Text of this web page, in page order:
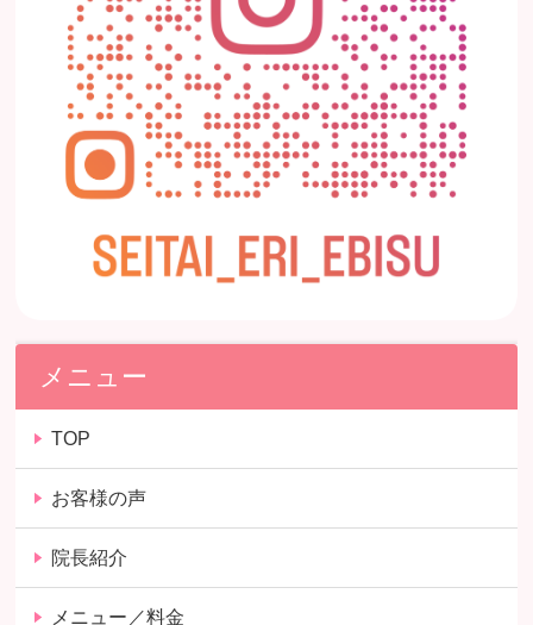
メニュー
TOP
お客様の声
院長紹介
メニュー／料金